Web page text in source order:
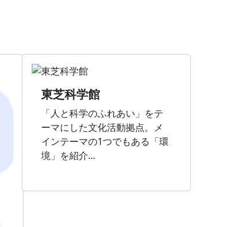
東芝科学館
「人と科学のふれあい」をテ
ーマにした文化活動拠点。メ
インテーマの1つでもある「環
境」を紹介...